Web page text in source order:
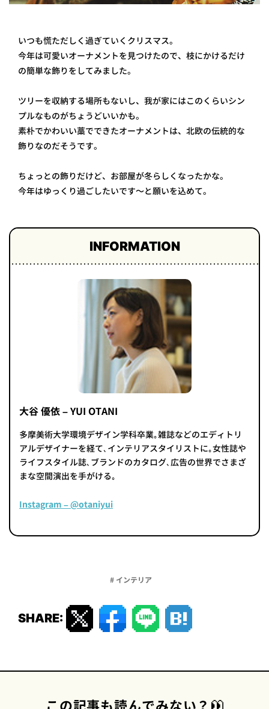
いつも慌ただしく過ぎていくクリスマス。
今年は可愛いオーナメントを見つけたので、枝にかけるだけ
の簡単な飾りをしてみました。
ツリーを収納する場所もないし、我が家にはこのくらいシン
プルなものがちょうどいいかも。
素朴でかわいい藁でできたオーナメントは、北欧の伝統的な
飾りなのだそうです。
ちょっとの飾りだけど、お部屋が冬らしくなったかな。
今年はゆっくり過ごしたいです～と願いを込めて。
INFORMATION
大谷 優依 – YUI OTANI
多摩美術大学環境デザイン学科卒業｡雑誌などのエディトリ
アルデザイナーを経て､インテリアスタイリストに｡女性誌や
ライフスタイル誌､ブランドのカタログ､広告の世界でさまざ
まな空間演出を手がける｡
Instagram – @otaniyui
# インテリア
SHARE: